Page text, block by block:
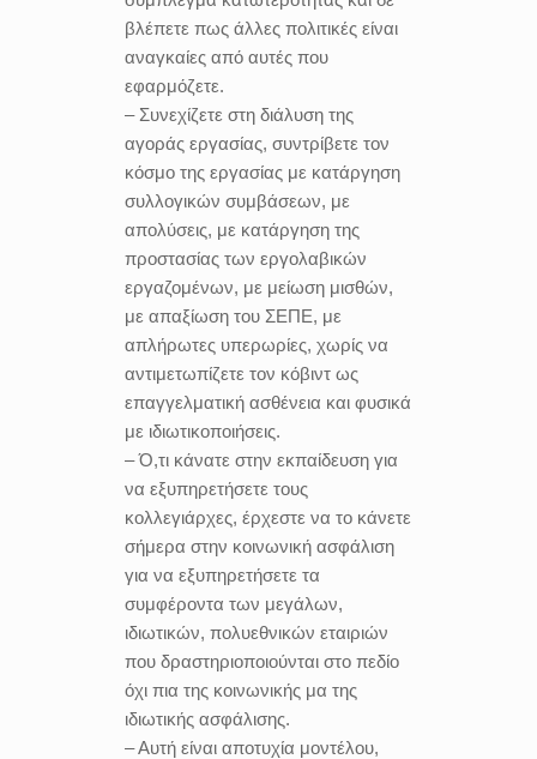
βλέπετε πως άλλες πολιτικές είναι
αναγκαίες από αυτές που
εφαρμόζετε.
– Συνεχίζετε στη διάλυση της
αγοράς εργασίας, συντρίβετε τον
κόσμο της εργασίας με κατάργηση
συλλογικών συμβάσεων, με
απολύσεις, με κατάργηση της
προστασίας των εργολαβικών
εργαζομένων, με μείωση μισθών,
με απαξίωση του ΣΕΠΕ, με
απλήρωτες υπερωρίες, χωρίς να
αντιμετωπίζετε τον κόβιντ ως
επαγγελματική ασθένεια και φυσικά
με ιδιωτικοποιήσεις.
– Ό,τι κάνατε στην εκπαίδευση για
να εξυπηρετήσετε τους
κολλεγιάρχες, έρχεστε να το κάνετε
σήμερα στην κοινωνική ασφάλιση
για να εξυπηρετήσετε τα
συμφέροντα των μεγάλων,
ιδιωτικών, πολυεθνικών εταιριών
που δραστηριοποιούνται στο πεδίο
όχι πια της κοινωνικής μα της
ιδιωτικής ασφάλισης.
– Αυτή είναι αποτυχία μοντέλου,